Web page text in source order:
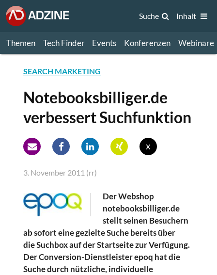
Themen Tech Finder Events Konferenzen Webinare
Suche Inhalt
SEARCH MARKETING
Notebooksbilliger.de
verbessert Suchfunktion
x
3. November 2011 (rr)
Der Webshop
notebooksbilliger.de
stellt seinen Besuchern
ab sofort eine gezielte Suche bereits über
die Suchbox auf der Startseite zur Verfügung.
Der Conversion-Dienstleister epoq hat die
Suche durch nützliche, individuelle